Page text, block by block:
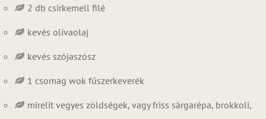
2 db csirkemell filé
kevés olívaolaj
kevés szójaszósz
1 csomag wok fűszerkeverék
mirelit vegyes zöldségek, vagy friss sárgarépa, brokkoli,